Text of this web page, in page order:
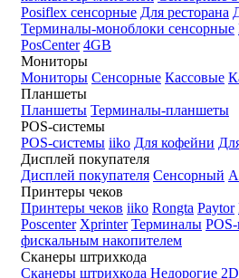
Posiflex сенсорные Для ресторана
Терминалы-моноблоки сенсорные
PosCenter 4GB
Мониторы
Мониторы Сенсорные Кассовые
Планшеты
Планшеты Терминалы-планшеты
POS-системы
POS-системы iiko Для кофейни
Дисплей покупателя
Дисплей покупателя Сенсорный
Принтеры чеков
Принтеры чеков iiko Rongta Paytor
Poscenter Xprinter Терминалы
фискальным накопителем
Сканеры штрихкода
Сканеры штрихкода Недорогие 2D